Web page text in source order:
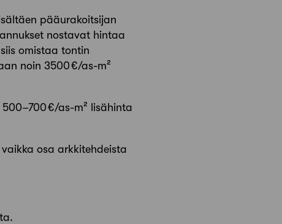
pääurakoitsijan
nostavat hintaa
omistaa tontin
noin 3500 €/as-m²
€/as-m² lisähinta
osa arkkitehdeista